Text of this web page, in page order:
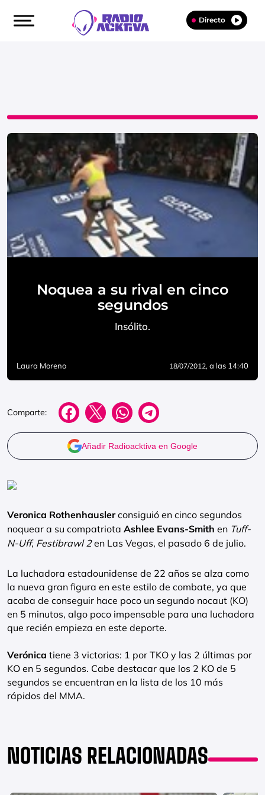
Directo
Noquea a su rival en cinco
segundos
Insólito.
Laura Moreno 18/07/2012, a las 14:40
Comparte:
Añadir Radioacktiva en Google
Veronica Rothenhauslerconsiguió en cinco segundos
noquear a su compatriota Ashlee Evans-Smith en Tuff-
N-Uff, Festibrawl 2en Las Vegas, el pasado 6 de julio.
La luchadora estadounidense de 22 años se alza como
la nueva gran figura en este estilo de combate, ya que
acaba de conseguir hace poco un segundo nocaut (KO)
en 5 minutos, algo poco impensable para una luchadora
que recién empieza en este deporte.
Verónica tiene 3 victorias: 1 por TKO y las 2 últimas por
KO en 5 segundos. Cabe destacar que los 2 KO de 5
segundos se encuentran en la lista de los 10 más
rápidos del MMA.
NOTICIAS RELACIONADAS